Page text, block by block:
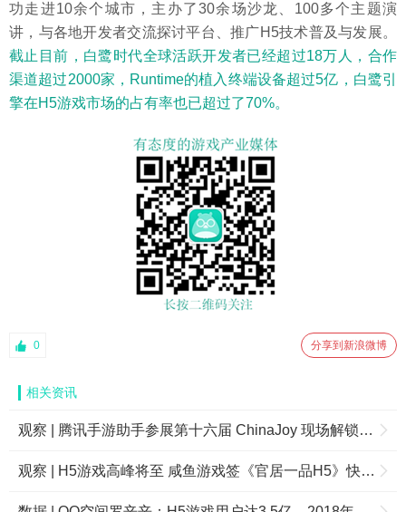
功走进10余个城市，主办了30余场沙龙、100多个主题演
讲，与各地开发者交流探讨平台、推广H5技术普及与发展。
截止目前，白鹭时代全球活跃开发者已经超过18万人，合作
渠道超过2000家，Runtime的植入终端设备超过5亿，白鹭引
擎在H5游戏市场的占有率也已超过了70%。
0 分享到新浪微博
相关资讯
观察 | 腾讯手游助手参展第十六届 ChinaJoy 现场解锁玩手游新姿势
观察 | H5游戏高峰将至 咸鱼游戏签《官居一品H5》快速切入